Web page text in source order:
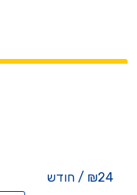
₪24 / חודש